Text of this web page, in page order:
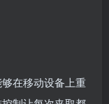
在移动设备上重